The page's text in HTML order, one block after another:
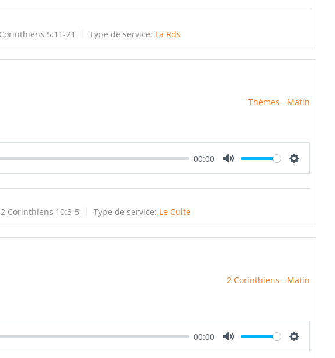
5:11-21 Type de service: La Rds
Thèmes - Matin
00:00
Mute Settings
2 Corinthiens 10:3-5 Type de service: Le Culte
2 Corinthiens - Matin
00:00
Mute Settings